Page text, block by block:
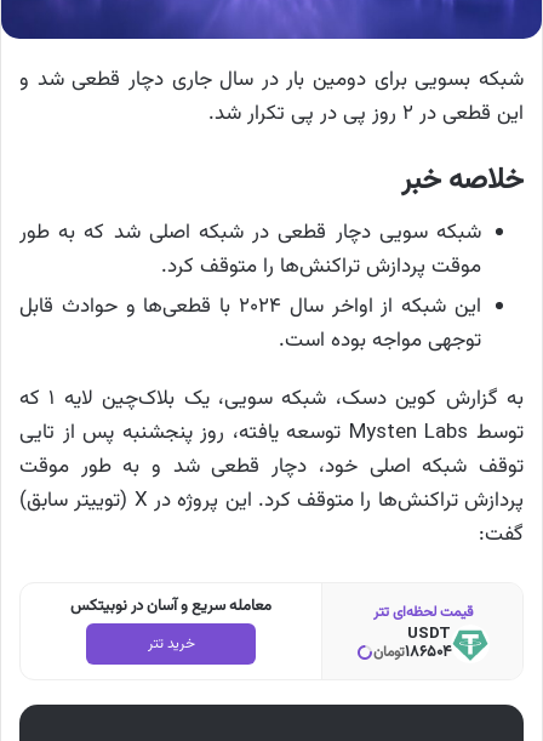
شبکه بسویی برای دومین بار در سال جاری دچار قطعی شد و
این قطعی در ۲ روز پی در پی تکرار شد.
خلاصه خبر
شبکه سویی دچار قطعی در شبکه اصلی شد که به طور
موقت پردازش تراکنش‌ها را متوقف کرد.
این شبکه از اواخر سال ۲۰۲۴ با قطعی‌ها و حوادث قابل
توجهی مواجه بوده است.
به گزارش کوین دسک، شبکه سویی، یک بلاک‌چین لایه ۱ که
توسط Mysten Labs توسعه یافته، روز پنجشنبه پس از تایی
توقف شبکه اصلی خود، دچار قطعی شد و به طور موقت
پردازش تراکنش‌ها را متوقف کرد. این پروژه در X (توییتر سابق)
گفت:
معامله سریع و آسان در نوبیتکس
خرید تتر
قیمت لحظه‌ای تتر
USDT
186504تومان